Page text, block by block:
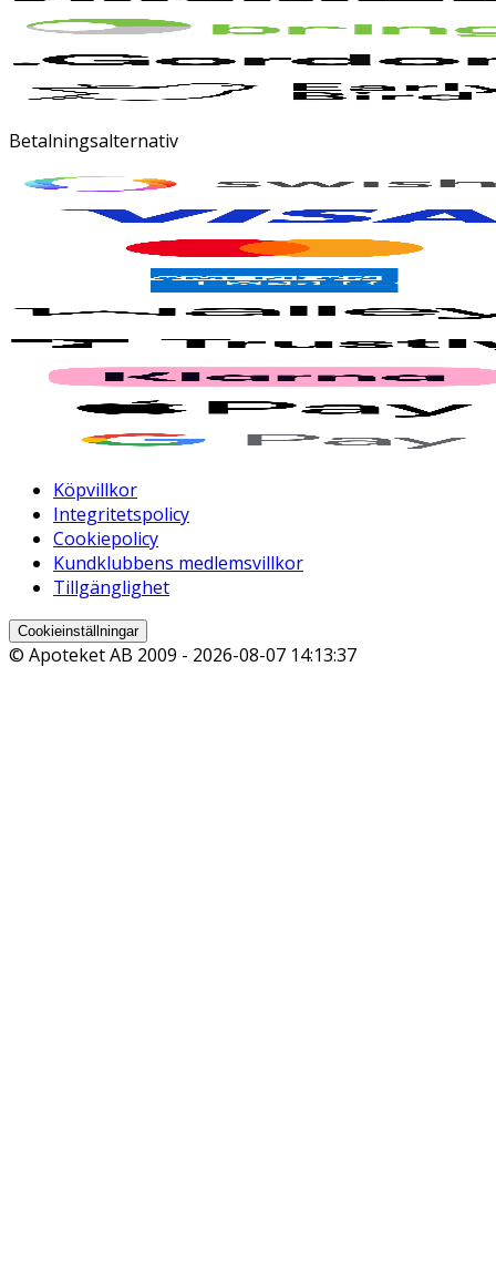
Betalningsalternativ
Köpvillkor
Integritetspolicy
Cookiepolicy
Kundklubbens medlemsvillkor
Tillgänglighet
Cookieinställningar
© Apoteket AB 2009 - 2026-08-07 14:13:37